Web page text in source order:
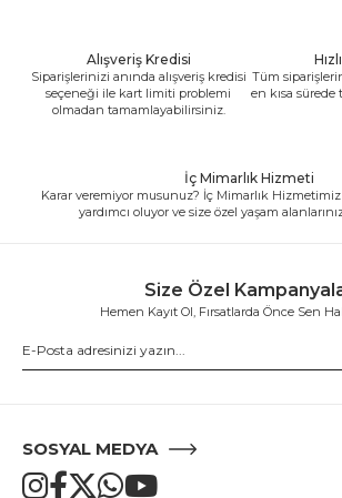
Alışveriş Kredisi
Siparişlerinizi anında alışveriş kredisi
seçeneği ile kart limiti problemi
olmadan tamamlayabilirsiniz.
Tüm
en kısa sürede
İç Mimarlık Hizmeti
Karar veremiyor musunuz? İç Mimarlık
yardımcı oluyor ve size özel yaşam
Size Özel
Hemen Kayıt Ol, Fırsatlarda Önce Sen
SOSYAL MEDYA